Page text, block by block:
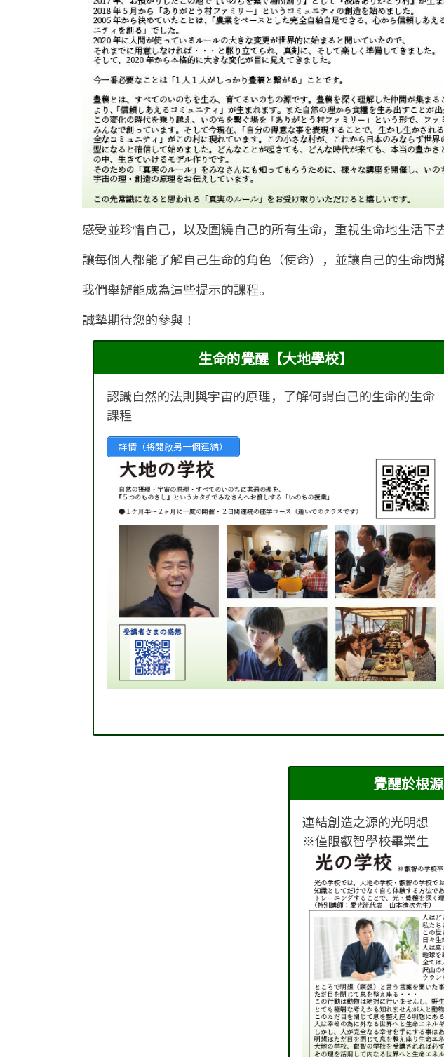
感受並珍惜自己，以及圍繞自己的所有生命，重視生命地生活下
讓每個人都能了解自己生命的角色（使命），並讓自己的生命閃
我們舉辦能成為這些提示的課程。
誠摯期待您的參與！
生命的覺醒【大地學校】
認識自然的法則與宇宙的原理，了解何謂自己的生命的生命
課程
詳情（將開啟另一個連結）
覺醒於根
連結創造之源的光明想
※僅限叡智學校畢業生